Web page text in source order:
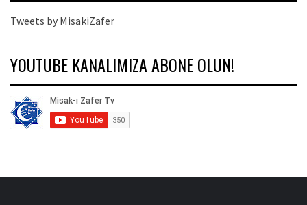
Tweets by MisakiZafer
YOUTUBE KANALIMIZA ABONE OLUN!